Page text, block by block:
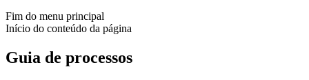
Fim do menu principal
Início do conteúdo da página
Guia de processos